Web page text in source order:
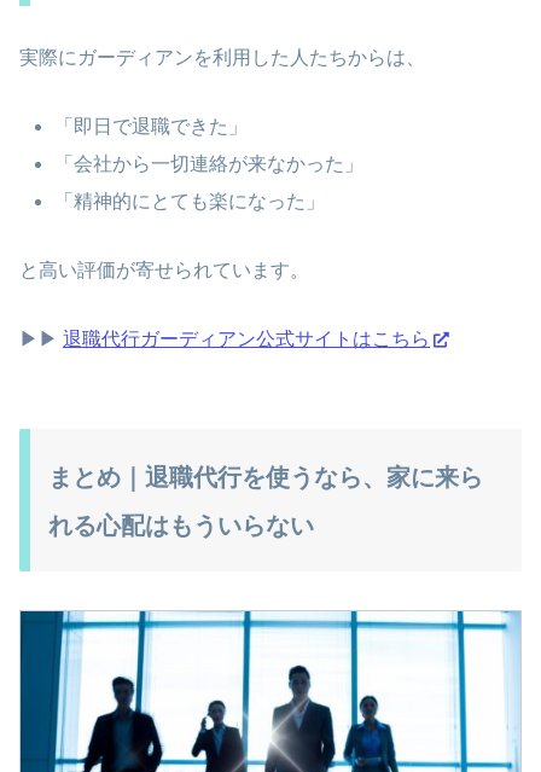
実際にガーディアンを利用した人たちからは、
「即日で退職できた」
「会社から一切連絡が来なかった」
「精神的にとても楽になった」
と高い評価が寄せられています。
▶▶ 退職代行ガーディアン公式サイトはこちら
まとめ｜退職代行を使うなら、家に来ら
れる心配はもういらない